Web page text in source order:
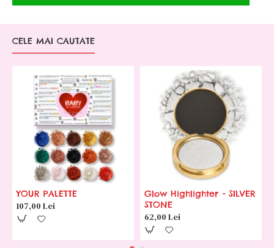
CELE MAI CAUTATE
YOUR PALETTE
107,00 Lei
Glow Highlighter - SILVER
STONE
62,00 Lei